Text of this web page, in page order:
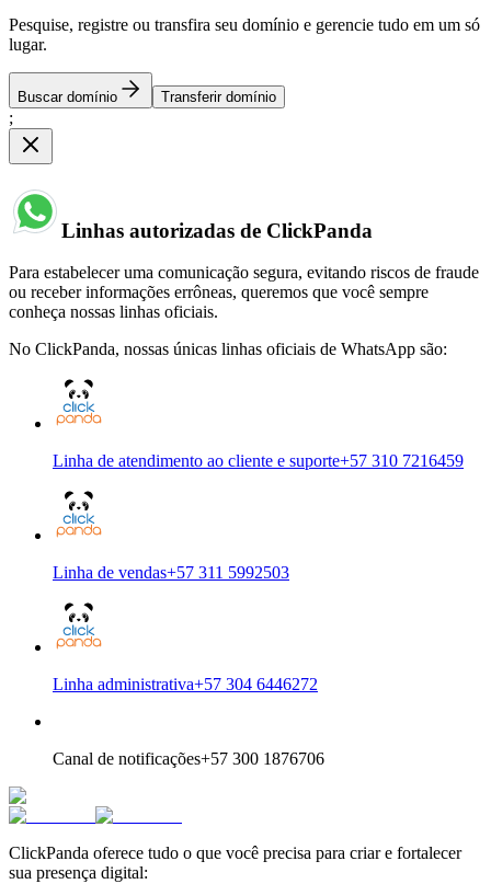
Pesquise, registre ou transfira seu domínio e gerencie tudo em um só
lugar.
Buscar domínio Transferir domínio
;
Linhas autorizadas de ClickPanda
Para estabelecer uma comunicação segura, evitando riscos de fraude
ou receber informações errôneas, queremos que você sempre
conheça nossas linhas oficiais.
No ClickPanda, nossas únicas linhas oficiais de WhatsApp são:
Linha de atendimento ao cliente e suporte+57 310 7216459
Linha de vendas+57 311 5992503
Linha administrativa+57 304 6446272
Canal de notificações+57 300 1876706
ClickPanda oferece tudo o que você precisa para criar e fortalecer
sua presença digital: